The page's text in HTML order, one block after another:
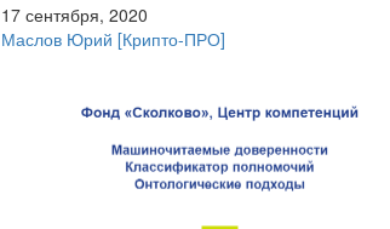
17 сентября, 2020
Маслов Юрий [Крипто-ПРО]